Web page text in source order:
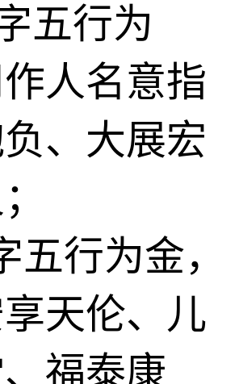
五行为
人名意指
、大展宏
五行为金，
天伦、儿
福泰康